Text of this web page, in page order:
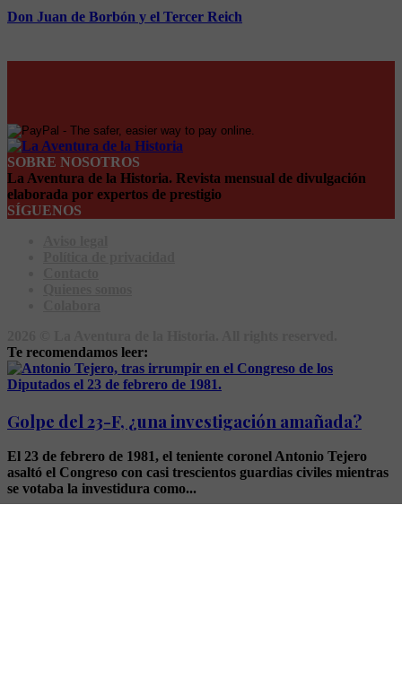
Don Juan de Borbón y el Tercer Reich
SOBRE NOSOTROS
La Aventura de la Historia. Revista mensual de divulgación
elaborada por expertos de prestigio
SÍGUENOS
Te recomendamos leer:
Golpe del 23-F, ¿una investigación amañada?
El 23 de febrero de 1981, el teniente coronel Antonio Tejero
asaltó el Congreso con casi trescientos guardias civiles mientras
se votaba la investidura como...